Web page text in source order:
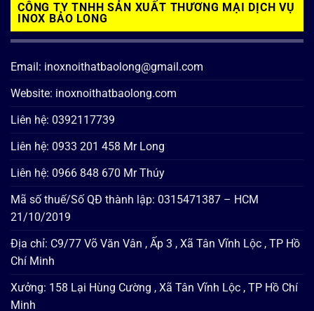
CÔNG TY TNHH SẢN XUẤT THƯƠNG MẠI DỊCH VỤ
INOX BẢO LONG
Email: inoxnoithatbaolong@gmail.com
Website: inoxnoithatbaolong.com
Liên hệ: 0392117739
Liên hệ: 0933 201 458 Mr Long
Liên hệ: 0966 848 670 Mr Thúy
Mã số thuế/Số QĐ thành lập: 0315471387 – HCM
21/10/2019
Địa chỉ: C9/77 Võ Văn Vân , Ấp 3 , Xã Tân Vĩnh Lộc , TP Hồ
Chí Minh
Xưởng: 158 Lại Hùng Cường , Xã Tân Vĩnh Lộc , TP Hồ Chí
Minh